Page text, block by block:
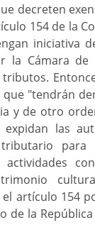
decreten
154 de la
iniciativa
Cámara de
"tendrán
y de otro
las
para
artículo 154
de la